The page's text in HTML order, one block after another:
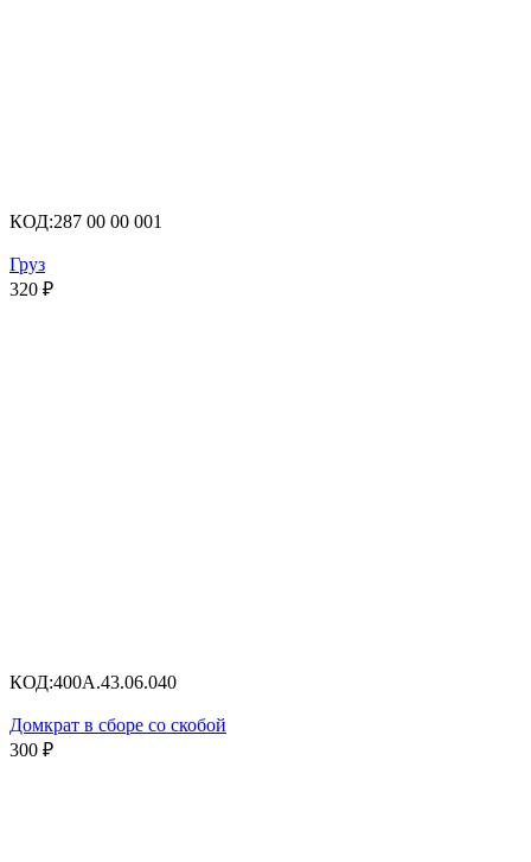
КОД:287 00 00 001
Груз
320 ₽
КОД:400А.43.06.040
Домкрат в сборе со скобой
300 ₽